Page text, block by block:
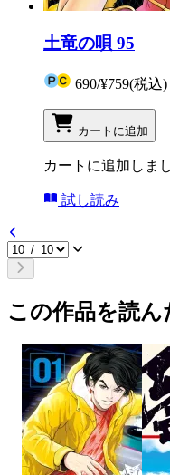
土竜の唄 95
690/¥759(税込)
カートに追加
カートに追加しま
試し読み
この作品を読